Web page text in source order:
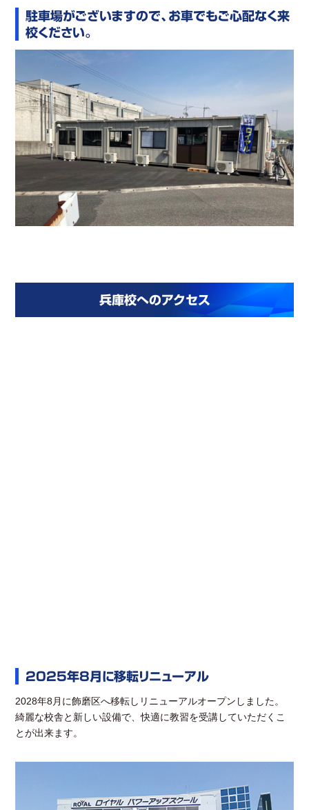
駐車場がございますので、お車でもご心配なく来
校ください。
兵庫校へのアクセス
2025年8月に移転リニューアル
2028年8月に飾磨区へ移転しリニューアルオープンしました。
綺麗な校舎と新しい設備で、快適に教習を受講していただくこ
とが出来ます。